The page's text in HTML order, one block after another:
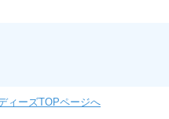
ィーズTOPページへ